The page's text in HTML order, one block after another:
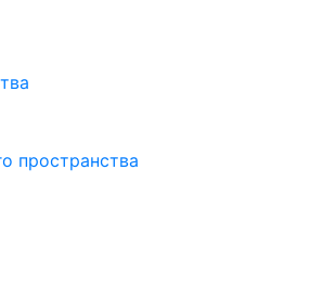
пространства